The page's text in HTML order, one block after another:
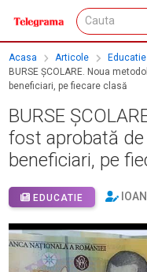
Acasa Articole
Educatie
BURSE ȘCOLARE. Noua
beneficiari, pe fiecare clasă
BURSE
fost aprobată
beneficiari, pe
EDUCATIE